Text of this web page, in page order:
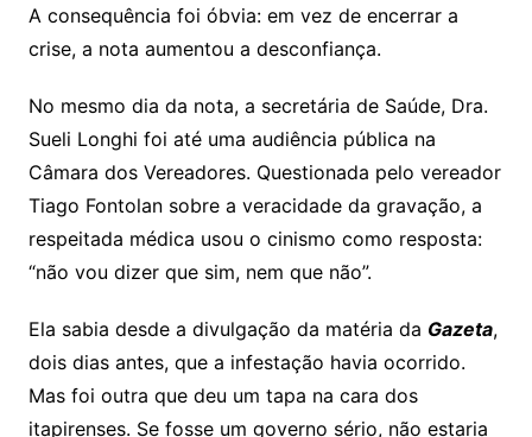
A consequência foi óbvia: em vez de encerrar a
crise, a nota aumentou a desconfiança.
No mesmo dia da nota, a secretária de Saúde, Dra.
Sueli Longhi foi até uma audiência pública na
Câmara dos Vereadores. Questionada pelo vereador
Tiago Fontolan sobre a veracidade da gravação, a
respeitada médica usou o cinismo como resposta:
“não vou dizer que sim, nem que não”.
Ela sabia desde a divulgação da matéria da Gazeta,
dois dias antes, que a infestação havia ocorrido.
Mas foi outra que deu um tapa na cara dos
itapirenses. Se fosse um governo sério, não estaria